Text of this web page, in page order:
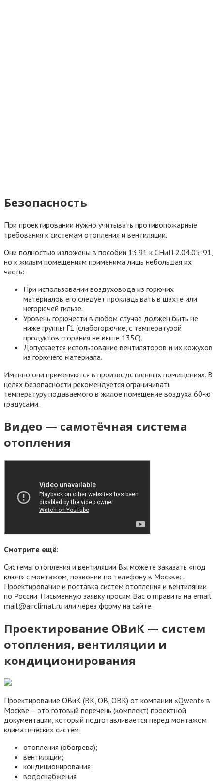
Безопасность
При проектировании нужно учитывать противопожарные
требования к системам отопления и вентиляции.
Они полностью изложены в пособии 13.91 к СНиП 2.04.05-91,
но к жилым помещениям применима лишь небольшая их
часть:
При использовании воздуховода из горючих
материалов его следует прокладывать в шахте или
негорючей гильзе.
Уровень горючести в любом случае должен быть не
ниже группы Г1 (слабогорючие, с температурой
продуктов сгорания не выше 135С).
Допускается использование вентиляторов и их кожухов
из горючего материала.
Именно они применяются в производственных помещениях. В
целях безопасности рекомендуется ограничивать
температуру подаваемого в жилое помещение воздуха 60-ю
градусами.
Видео — самотёчная система
отопления
Смотрите ещё:
Системы отопления и вентиляции Вы можете заказать «под
ключ» с монтажом, позвонив по телефону в Москве: .
Проектирование и поставка систем отопления и вентиляции
по России. Письменную заявку просим Вас отправить на email
mail@airclimat.ru или через форму на сайте.
Проектирование ОВиК — систем
отопления, вентиляции и
кондиционирования
Проектирование ОВиК (ВК, ОВ, ОВК) от компании «Qwent» в
Москве – это готовый перечень (комплект) проектной
документации, который подготавливается перед монтажом
климатических систем:
отопления (обогрева);
вентиляции;
кондиционирования;
водоснабжения.